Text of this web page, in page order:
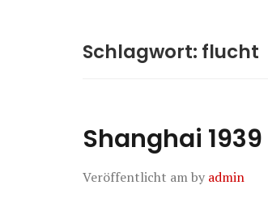
Schlagwort: flucht
Shanghai 1939
Veröffentlicht amby admin